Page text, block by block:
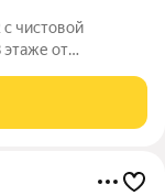
чистовой
от